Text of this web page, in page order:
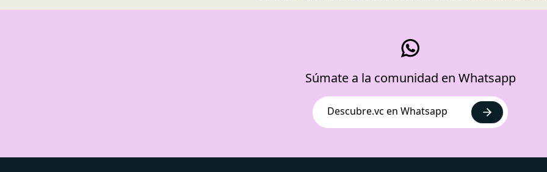
Súmate a la comunidad en Whatsapp
Descubre.vc en Whatsapp